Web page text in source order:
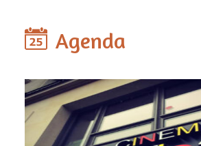
Agenda